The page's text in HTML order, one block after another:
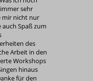
sehr
mir nicht nur
Spaß zum
des
Arbeit in den
Workshops
hinaus
für den